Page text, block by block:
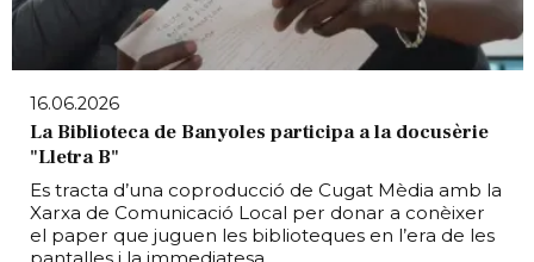
16.06.2026
La Biblioteca de Banyoles participa a la docusèrie
"Lletra B"
Es tracta d’una coproducció de Cugat Mèdia amb la
Xarxa de Comunicació Local per donar a conèixer
el paper que juguen les biblioteques en l’era de les
pantalles i la immediatesa.